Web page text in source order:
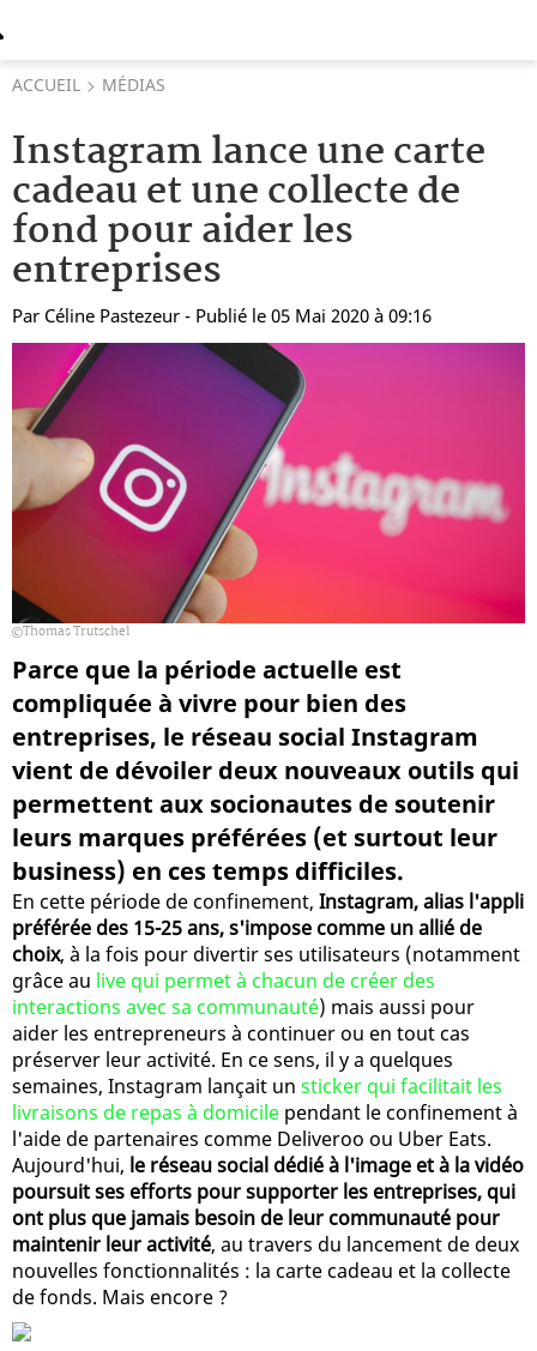
ACCUEIL MÉDIAS
Instagram lance une carte
cadeau et une collecte de
fond pour aider les
entreprises
Par Céline Pastezeur - Publié le 05 Mai 2020 à 09:16
Thomas Trutschel
Parce que la période actuelle est
compliquée à vivre pour bien des
entreprises, le réseau social Instagram
vient de dévoiler deux nouveaux outils qui
permettent aux socionautes de soutenir
leurs marques préférées (et surtout leur
business) en ces temps difficiles.
En cette période de confinement, Instagram, alias l'appli
préférée des 15-25 ans, s'impose comme un allié de
choix, à la fois pour divertir ses utilisateurs (notamment
grâce au live qui permet à chacun de créer des
interactions avec sa communauté) mais aussi pour
aider les entrepreneurs à continuer ou en tout cas
préserver leur activité. En ce sens, il y a quelques
semaines, Instagram lançait un sticker qui facilitait les
livraisons de repas à domicile pendant le confinement à
l'aide de partenaires comme Deliveroo ou Uber Eats.
Aujourd'hui, le réseau social dédié à l'image et à la vidéo
poursuit ses efforts pour supporter les entreprises, qui
ont plus que jamais besoin de leur communauté pour
maintenir leur activité, au travers du lancement de deux
nouvelles fonctionnalités : la carte cadeau et la collecte
de fonds. Mais encore ?